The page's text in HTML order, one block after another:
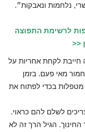
נלחמות ונאבקות״.
לרשימת התפוצה
<<
חייבת לקחת אחריות על
מאי פעם. בזמן
מטפלות בכדי לפתוח את
לשלם להם כראוי.
הגיל הרך זה לא